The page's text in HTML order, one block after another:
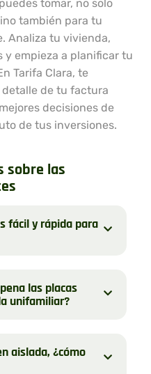
tomar, no solo
también para tu
Analiza tu vivienda,
empieza a planificar tu
Tarifa Clara, te
de tu factura
decisiones de
de tus inversiones.
sobre las
fácil y rápida para
las placas
unifamiliar?
aislada, ¿cómo